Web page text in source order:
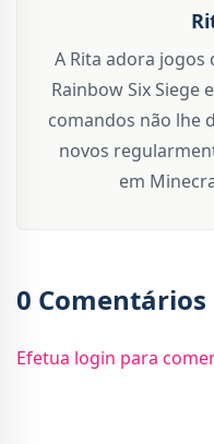
A Rita adora
Rainbow Six Siege
comandos não lhe
novos
em
0 Comentários
Efetua login para